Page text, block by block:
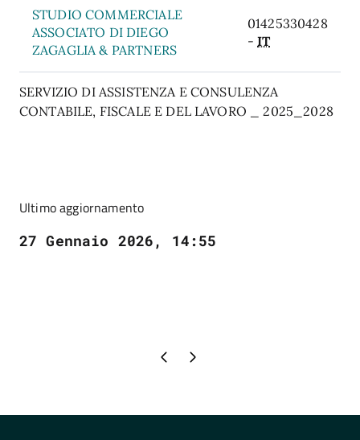
STUDIO COMMERCIALE
ASSOCIATO DI DIEGO
ZAGAGLIA & PARTNERS
01425330428
-IT
SERVIZIO DI ASSISTENZA E CONSULENZA
CONTABILE, FISCALE E DEL LAVORO _ 2025_2028
Ultimo aggiornamento
27 Gennaio 2026, 14:55
Pagina precedente
Pagina successiva